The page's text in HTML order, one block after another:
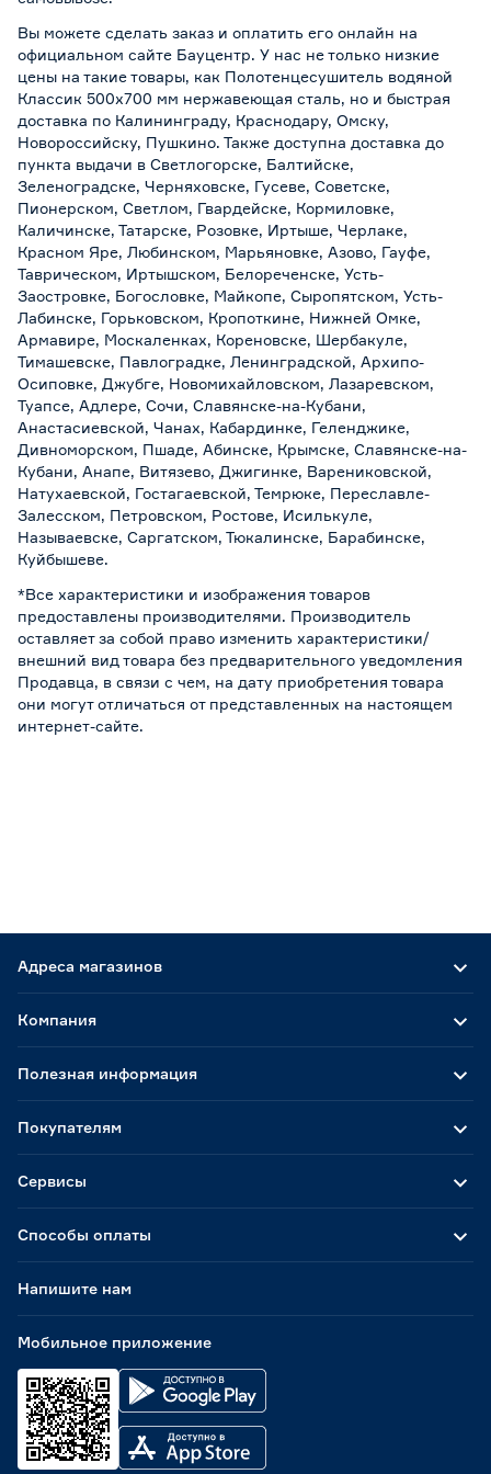
Вы можете сделать заказ и оплатить его онлайн на
официальном сайте Бауцентр. У нас не только низкие
цены на такие товары, как Полотенцесушитель водяной
Классик 500x700 мм нержавеющая сталь, но и быстрая
доставка по Калининграду, Краснодару, Омску,
Новороссийску, Пушкино. Также доступна доставка до
пункта выдачи в Светлогорске, Балтийске,
Зеленоградске, Черняховске, Гусеве, Советске,
Пионерском, Светлом, Гвардейске, Кормиловке,
Каличинске, Татарске, Розовке, Иртыше, Черлаке,
Красном Яре, Любинском, Марьяновке, Азово, Гауфе,
Таврическом, Иртышском, Белореченске, Усть-
Заостровке, Богословке, Майкопе, Сыропятском, Усть-
Лабинске, Горьковском, Кропоткине, Нижней Омке,
Армавире, Москаленках, Кореновске, Шербакуле,
Тимашевске, Павлоградке, Ленинградской, Архипо-
Осиповке, Джубге, Новомихайловском, Лазаревском,
Туапсе, Адлере, Сочи, Славянске-на-Кубани,
Анастасиевской, Чанах, Кабардинке, Геленджике,
Дивноморском, Пшаде, Абинске, Крымске, Славянске-на-
Кубани, Анапе, Витязево, Джигинке, Варениковской,
Натухаевской, Гостагаевской, Темрюке, Переславле-
Залесском, Петровском, Ростове, Исилькуле,
Называевске, Саргатском, Тюкалинске, Барабинске,
Куйбышеве.
*Все характеристики и изображения товаров
предоставлены производителями. Производитель
оставляет за собой право изменить характеристики/
внешний вид товара без предварительного уведомления
Продавца, в связи с чем, на дату приобретения товара
они могут отличаться от представленных на настоящем
интернет-сайте.
Адреса магазинов
Способы оплаты
Мобильное приложение
Компания
Полезная информация
Покупателям
Сервисы
Напишите нам